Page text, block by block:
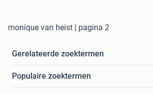
monique van heist | pagina 2
Gerelateerde zoektermen
Populaire zoektermen